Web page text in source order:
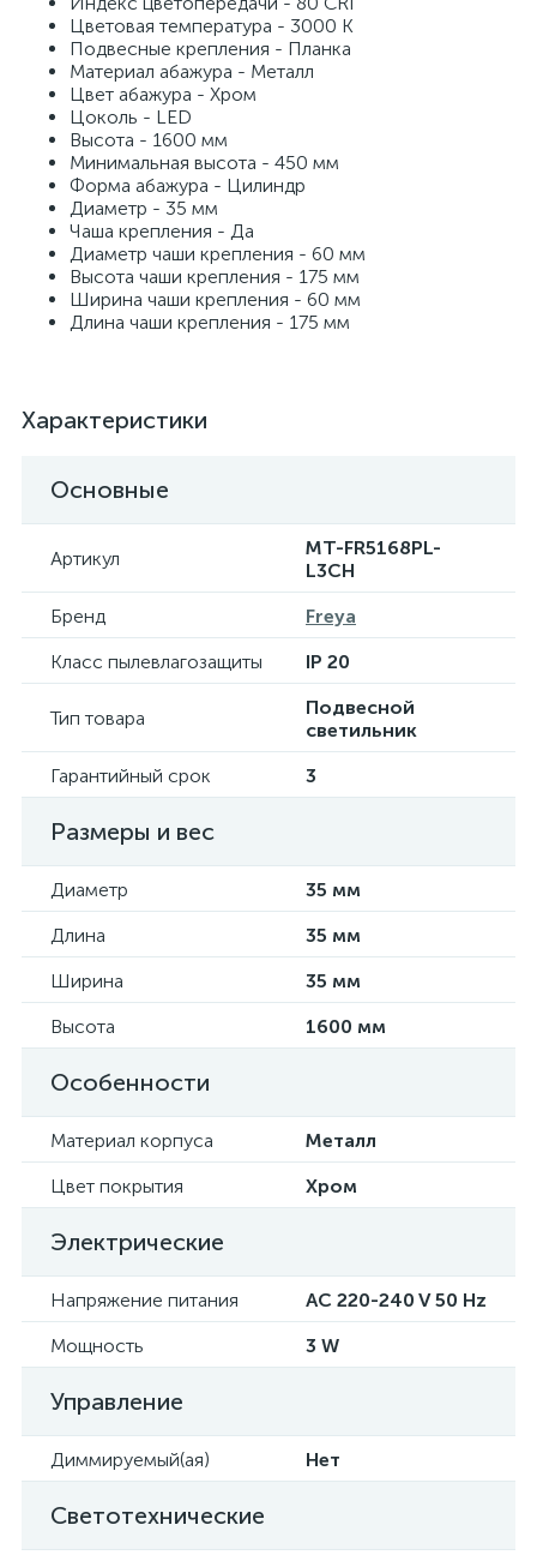
Цветовая температура - 3000 K
Подвесные крепления - Планка
Материал абажура - Металл
Цвет абажура - Хром
Цоколь - LED
Высота - 1600 мм
Минимальная высота - 450 мм
Форма абажура - Цилиндр
Диаметр - 35 мм
Чаша крепления - Да
Диаметр чаши крепления - 60 мм
Высота чаши крепления - 175 мм
Ширина чаши крепления - 60 мм
Длина чаши крепления - 175 мм
Характеристики
Основные
Артикул
MT-FR5168PL-
L3CH
Бренд
Freya
Класс пылевлагозащиты
IP 20
Тип товара
Подвесной
светильник
Гарантийный срок
3
Размеры и вес
Диаметр
35 мм
Длина
35 мм
Ширина
35 мм
Высота
1600 мм
Особенности
Материал корпуса
Металл
Цвет покрытия
Хром
Электрические
Напряжение питания
AC 220-240 V 50 Hz
Мощность
3 W
Управление
Диммируемый(ая) Нет
Светотехнические